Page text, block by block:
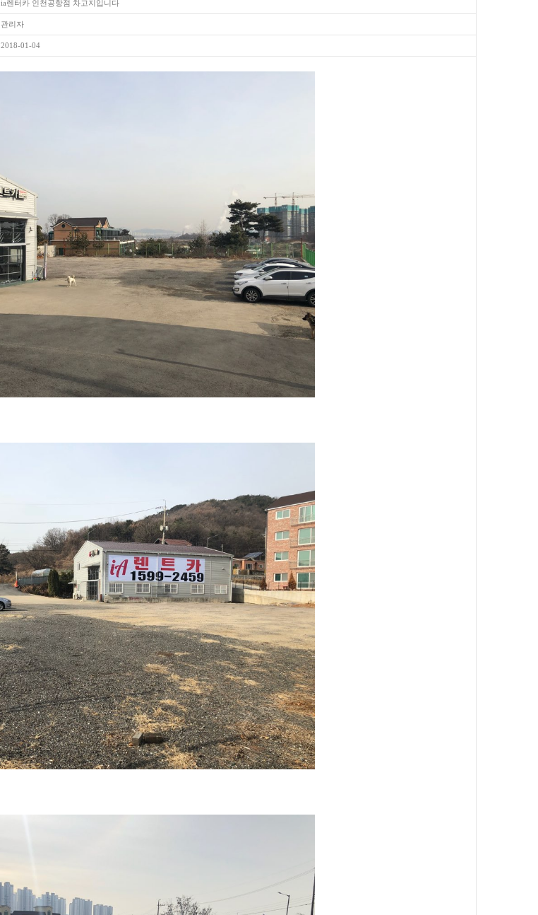
ia렌터카 인천공항점 차고지입니다
관리자
2018-01-04